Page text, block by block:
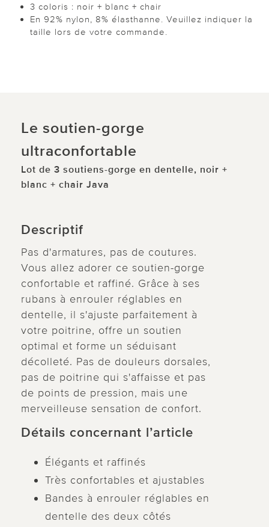
3 coloris : noir + blanc + chair
En 92% nylon, 8% élasthanne. Veuillez indiquer la
taille lors de votre commande.
Le soutien-gorge
ultraconfortable
Lot de 3 soutiens-gorge en dentelle, noir +
blanc + chair Java
Descriptif
Pas d'armatures, pas de coutures.
Vous allez adorer ce soutien-gorge
confortable et raffiné. Grâce à ses
rubans à enrouler réglables en
dentelle, il s'ajuste parfaitement à
votre poitrine, offre un soutien
optimal et forme un séduisant
décolleté. Pas de douleurs dorsales,
pas de poitrine qui s'affaisse et pas
de points de pression, mais une
merveilleuse sensation de confort.
Détails concernant l’article
Élégants et raffinés
Très confortables et ajustables
Bandes à enrouler réglables en
dentelle des deux côtés